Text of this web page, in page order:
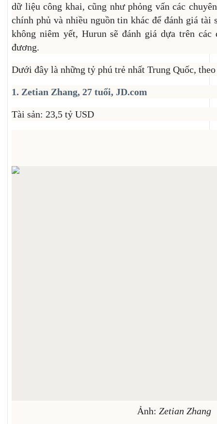
dữ liệu công khai, cũng như phỏng vấn các
chính phủ và nhiều nguồn tin khác để đánh giá tài
không niêm yết, Hurun sẽ đánh giá dựa trên các
đương.
Dưới đây là những tỷ phú trẻ nhất Trung Quốc, theo
1. Zetian Zhang, 27 tuổi, JD.com
Tài sản: 23,5 tỷ USD
Ảnh: Zetian Zhang